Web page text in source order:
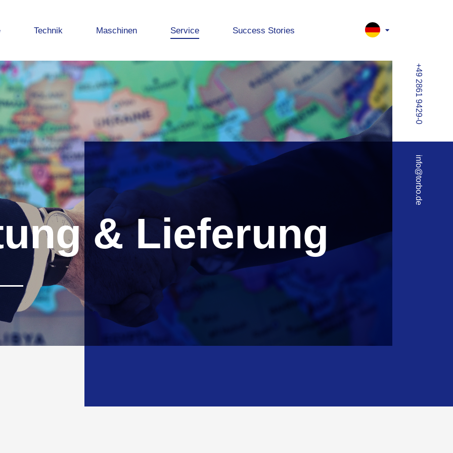
Technik Maschinen Service Success Stories
+49 2861 9429-0
info@torbo.de
& Lieferung